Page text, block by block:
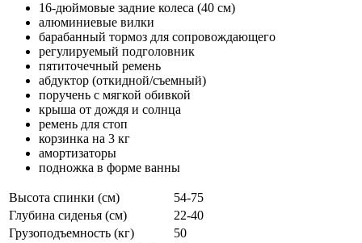
16-дюймовые задние колеса (40 см)
алюминиевые вилки
барабанный тормоз для сопровождающего
регулируемый подголовник
пятиточечный ремень
абдуктор (откидной/съемный)
поручень с мягкой обивкой
крыша от дождя и солнца
ремень для стоп
корзинка на 3 кг
амортизаторы
подножка в форме ванны
Высота спинки (см)
54-75
Глубина сиденья (см)
22-40
Грузоподъемность (кг)
50